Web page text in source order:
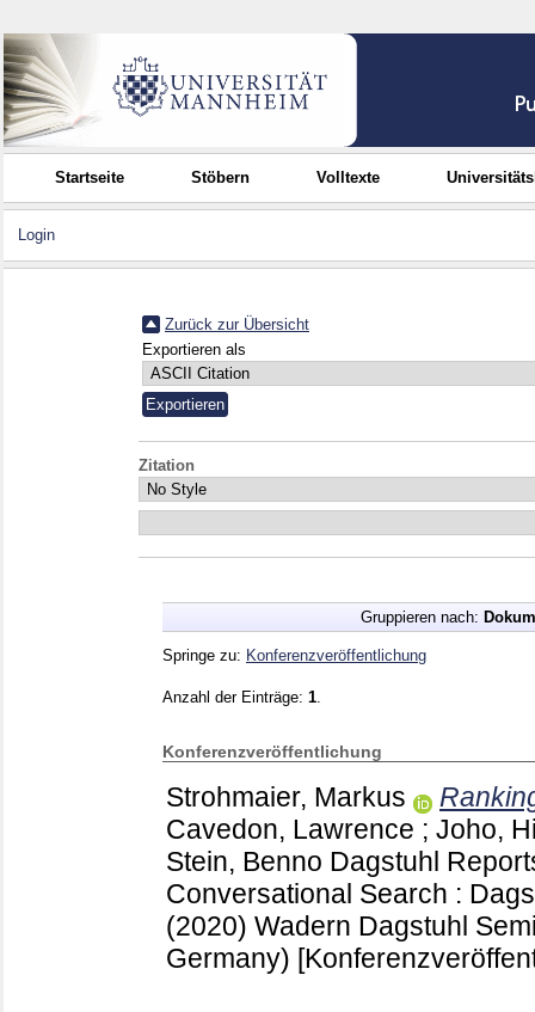
Startseite Stöbern Volltexte
Login
Zurück zur Übersicht
Exportieren als
Zitation
Gruppieren nach:
Springe zu: Konferenzveröffentlichung
Anzahl der Einträge: 1
Konferenzveröffentlichung
Strohmaier, Markus
Cavedon, Lawrence ; Joho,
Stein, Benno Dagstuhl
Conversational Search :
(2020) Wadern Dagstuhl
Germany)